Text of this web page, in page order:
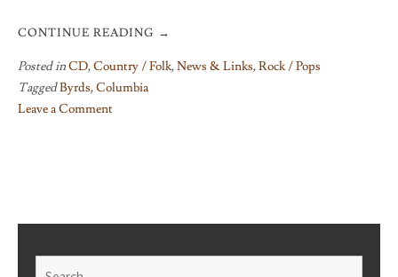
CONTINUE READING →
Posted inCD,Country / Folk,News & Links,Rock / Pops
TaggedByrds,Columbia
Leave a Comment